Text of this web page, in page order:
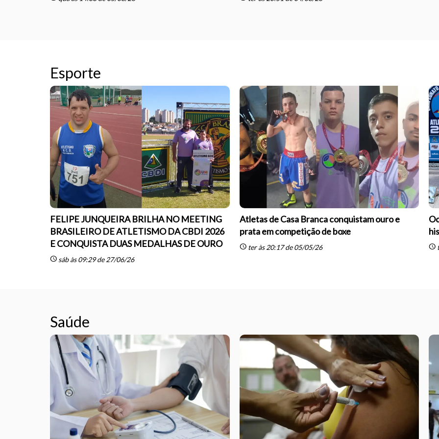
Esporte
FELIPE JUNQUEIRA BRILHA NO MEETING
BRASILEIRO DE ATLETISMO DA CBDI 2026
E CONQUISTA DUAS MEDALHAS DE OURO
schedule sáb às 09:29 de 27/06/26
Atletas de Casa Branca conquistam ouro e
prata em competição de boxe
scheduleter às 20:17 de 05/05/26 schedule
Saúde